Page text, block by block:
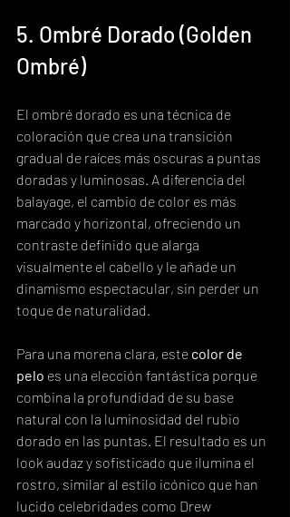
5. Ombré Dorado (Golden
Ombré)
El ombré dorado es una técnica de
coloración que crea una transición
gradual de raíces más oscuras a puntas
doradas y luminosas. A diferencia del
balayage, el cambio de color es más
marcado y horizontal, ofreciendo un
contraste definido que alarga
visualmente el cabello y le añade un
dinamismo espectacular, sin perder un
toque de naturalidad.
Para una morena clara, este color de
pelo es una elección fantástica porque
combina la profundidad de su base
natural con la luminosidad del rubio
dorado en las puntas. El resultado es un
look audaz y sofisticado que ilumina el
rostro, similar al estilo icónico que han
lucido celebridades como Drew